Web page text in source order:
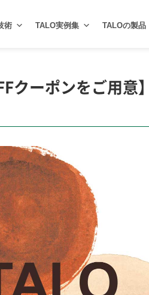
術 TALO実例集 TALOの製品
クーポンをご用